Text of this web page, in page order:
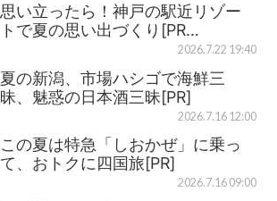
思い立ったら！神戸の駅近リゾー
トで夏の思い出づくり[PR…
2026.7.22 19:40
夏の新潟、市場ハシゴで海鮮三
昧、魅惑の日本酒三昧[PR]
2026.7.16 12:00
この夏は特急「しおかぜ」に乗っ
て、おトクに四国旅[PR]
2026.7.16 09:00